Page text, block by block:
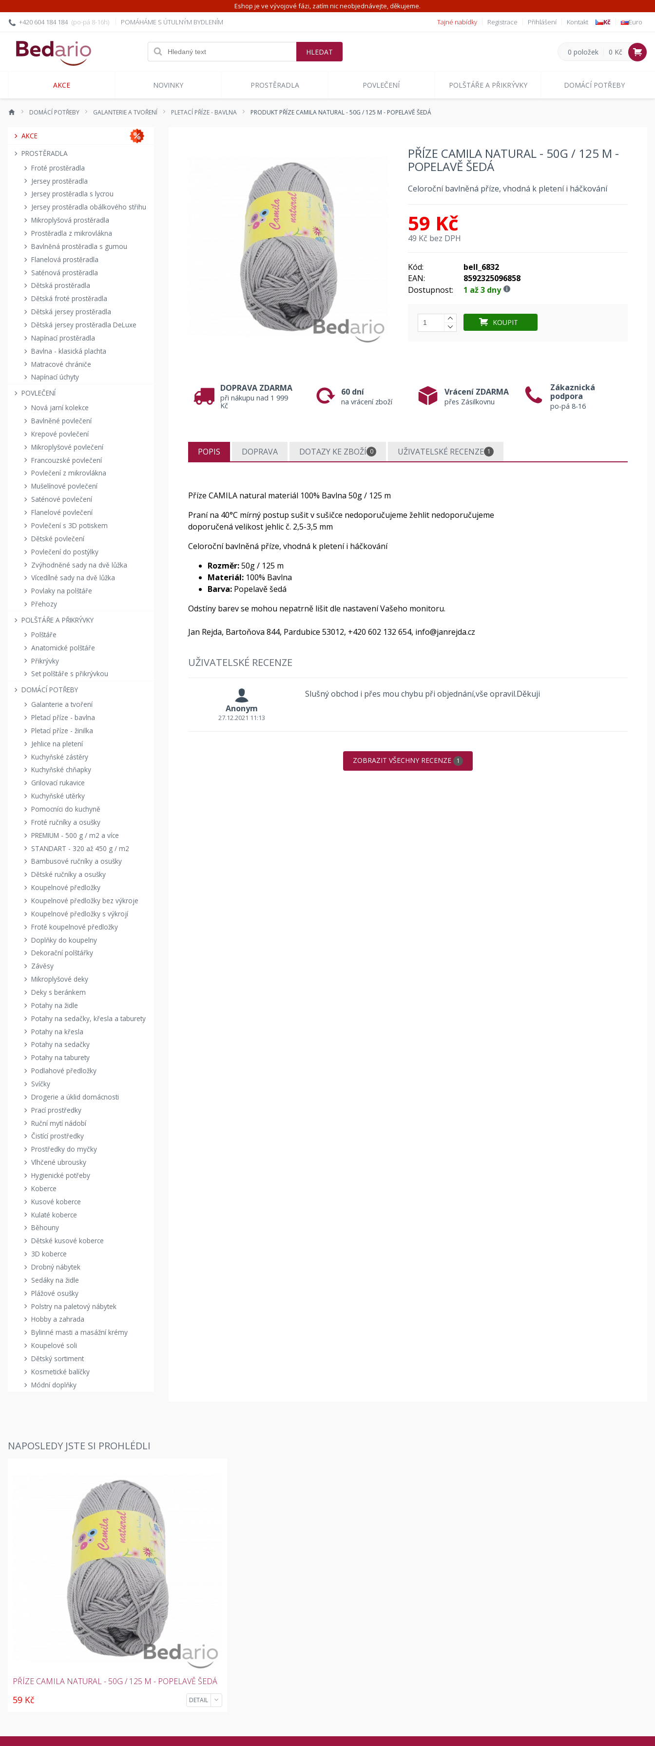
Eshop je ve vývojové fázi, zatím nic neobjednávejte, děkujeme.
+420 604 184 184 (po-pá 8-16h) POMÁHÁME S ÚTULNÝM BYDLENÍM Tajné nabídky Registrace Přihlášení Kontakt Kč Euro
0 položek 0 Kč
AKCE NOVINKY PROSTĚRADLA POVLEČENÍ POLŠTÁŘE A PŘIKRÝVKY DOMÁCÍ POTŘEBY
DOMÁCÍ POTŘEBY GALANTERIE A TVOŘENÍ PLETACÍ PŘÍZE - BAVLNA PRODUKT PŘÍZE CAMILA NATURAL - 50G / 125 M - POPELAVĚ ŠEDÁ
AKCE
PROSTĚRADLA
Froté prostěradla
Jersey prostěradla
Jersey prostěradla s lycrou
Jersey prostěradla obálkového střihu
Mikroplyšová prostěradla
Prostěradla z mikrovlákna
Bavlněná prostěradla s gumou
Flanelová prostěradla
Saténová prostěradla
Dětská prostěradla
Dětská froté prostěradla
Dětská jersey prostěradla
Dětská jersey prostěradla DeLuxe
Napínací prostěradla
Bavlna - klasická plachta
Matracové chrániče
Napínací úchyty
POVLEČENÍ
Nová jarní kolekce
Bavlněné povlečení
Krepové povlečení
Mikroplyšové povlečení
Francouzské povlečení
Povlečení z mikrovlákna
Mušelínové povlečení
Saténové povlečení
Flanelové povlečení
Povlečení s 3D potiskem
Dětské povlečení
Povlečení do postýlky
Zvýhodněné sady na dvě lůžka
Vícedílné sady na dvě lůžka
Povlaky na polštáře
Přehozy
POLŠTÁŘE A PŘIKRÝVKY
Polštáře
Anatomické polštáře
Přikrývky
Set polštáře s přikrývkou
DOMÁCÍ POTŘEBY
Galanterie a tvoření
Pletací příze - bavlna
Pletací příze - žinilka
Jehlice na pletení
Kuchyňské zástěry
Kuchyňské chňapky
Grilovací rukavice
Kuchyňské utěrky
Pomocníci do kuchyně
Froté ručníky a osušky
PREMIUM - 500 g / m2 a více
STANDART - 320 až 450 g / m2
Bambusové ručníky a osušky
Dětské ručníky a osušky
Koupelnové předložky
Koupelnové předložky bez výkroje
Koupelnové předložky s výkrojí
Froté koupelnové předložky
Doplňky do koupelny
Dekorační polštářky
Závěsy
Mikroplyšové deky
Deky s beránkem
Potahy na židle
Potahy na sedačky, křesla a taburety
Potahy na křesla
Potahy na sedačky
Potahy na taburety
Podlahové předložky
Svíčky
Drogerie a úklid domácnosti
Prací prostředky
Ruční mytí nádobí
Čistící prostředky
Prostředky do myčky
Vlhčené ubrousky
Hygienické potřeby
Koberce
Kusové koberce
Kulaté koberce
Běhouny
Dětské kusové koberce
3D koberce
Drobný nábytek
Sedáky na židle
Plážové osušky
Polstry na paletový nábytek
Hobby a zahrada
Bylinné masti a masážní krémy
Koupelové soli
Dětský sortiment
Kosmetické balíčky
Módní doplňky
PŘÍZE CAMILA NATURAL - 50G / 125 M -
POPELAVĚ ŠEDÁ
Celoroční bavlněná příze, vhodná k pletení i háčkování
59 Kč
49 Kč bez DPH
Kód:
bell_6832
EAN:
8592325096858
Dostupnost:
1 až 3 dny
KOUPIT
DOPRAVA ZDARMA
při nákupu nad 1 999
Kč
60 dní
na vrácení zboží
Vrácení ZDARMA
přes Zásilkovnu
Zákaznická
podpora
po-pá 8-16
POPIS DOPRAVA DOTAZY KE ZBOŽÍ 0 UŽIVATELSKÉ RECENZE 1
Příze CAMILA natural materiál 100% Bavlna 50g / 125 m
Praní na 40°C mírný postup sušit v sušičce nedoporučujeme žehlit nedoporučujeme
doporučená velikost jehlic č. 2,5-3,5 mm
Celoroční bavlněná příze, vhodná k pletení i háčkování
Rozměr:50g / 125 m
Materiál: 100% Bavlna
Barva: Popelavě šedá
Odstíny barev se mohou nepatrně lišit dle nastavení Vašeho monitoru.
Jan Rejda, Bartoňova 844, Pardubice 53012, +420 602 132 654, info@janrejda.cz
UŽIVATELSKÉ RECENZE
Anonym
27.12.2021 11:13
Slušný obchod i přes mou chybu při objednání,vše opravil.Děkuji
ZOBRAZIT VŠECHNY RECENZE 1
NAPOSLEDY JSTE SI PROHLÉDLI
PŘÍZE CAMILA NATURAL - 50G / 125 M - POPELAVĚ ŠEDÁ
59 Kč DETAIL